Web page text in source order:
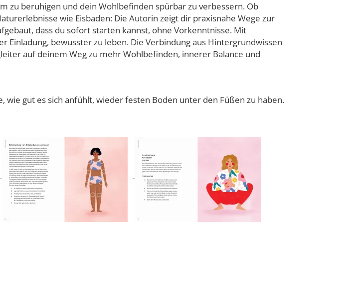
zu beruhigen und dein Wohlbefinden spürbar zu verbessern. Ob
wie Eisbaden: Die Autorin zeigt dir praxisnahe Wege zur
dass du sofort starten kannst, ohne Vorkenntnisse. Mit
Einladung, bewusster zu leben. Die Verbindung aus Hintergrundwissen
auf deinem Weg zu mehr Wohlbefinden, innerer Balance und
wie gut es sich anfühlt, wieder festen Boden unter den Füßen zu haben.